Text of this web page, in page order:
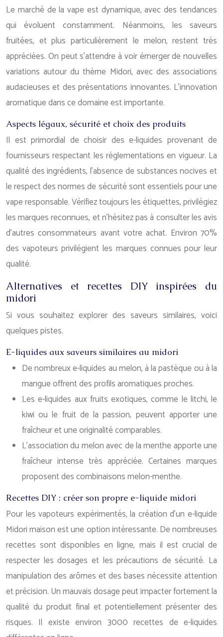
Le marché de la vape est dynamique, avec des tendances
qui évoluent constamment. Néanmoins, les saveurs
fruitées, et plus particulièrement le melon, restent très
appréciées. On peut s’attendre à voir émerger de nouvelles
variations autour du thème Midori, avec des associations
audacieuses et des présentations innovantes. L’innovation
aromatique dans ce domaine est importante.
Aspects légaux, sécurité et choix des produits
Il est primordial de choisir des e-liquides provenant de
fournisseurs respectant les réglementations en vigueur. La
qualité des ingrédients, l’absence de substances nocives et
le respect des normes de sécurité sont essentiels pour une
vape responsable. Vérifiez toujours les étiquettes, privilégiez
les marques reconnues, et n’hésitez pas à consulter les avis
d’autres consommateurs avant votre achat. Environ 70%
des vapoteurs privilégient les marques connues pour leur
qualité.
Alternatives et recettes DIY inspirées du
midori
Si vous souhaitez explorer des saveurs similaires, voici
quelques pistes.
E-liquides aux saveurs similaires au midori
De nombreux e-liquides au melon, à la pastèque ou à la
mangue offrent des profils aromatiques proches.
Les e-liquides aux fruits exotiques, comme le litchi, le
kiwi ou le fruit de la passion, peuvent apporter une
fraîcheur et une originalité comparables.
L’association du melon avec de la menthe apporte une
fraîcheur intense très appréciée. Certaines marques
proposent des combinaisons melon-menthe.
Recettes DIY : créer son propre e-liquide midori
Pour les vapoteurs expérimentés, la création d’un e-liquide
Midori maison est une option intéressante. De nombreuses
recettes sont disponibles en ligne, mais il est crucial de
respecter les dosages et les précautions de sécurité. La
manipulation des arômes et des bases nécessite attention
et précision. Un mauvais dosage peut impacter fortement la
qualité du produit final et potentiellement présenter des
risques. Il existe environ 3000 recettes de e-liquides